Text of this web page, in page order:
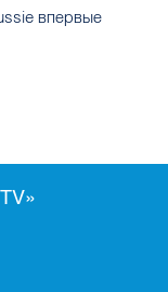
впервые